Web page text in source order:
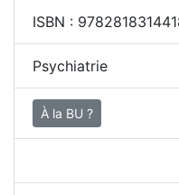
ISBN :
Psychiatrie
À la BU ?